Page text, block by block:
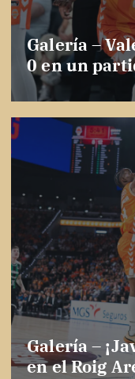
Galería –
0 en un
Galería –
en el Roig